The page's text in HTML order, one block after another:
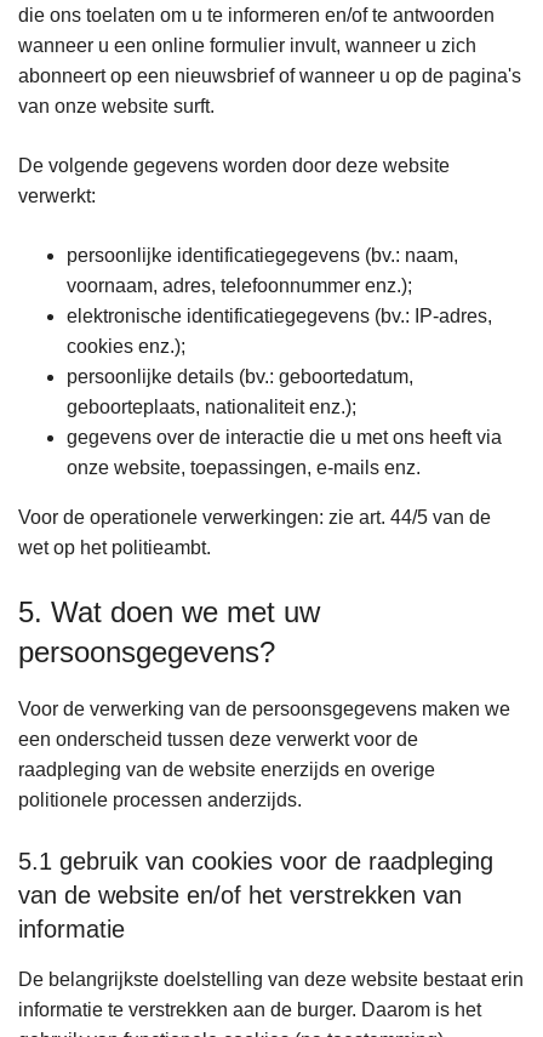
die ons toelaten om u te informeren en/of te antwoorden
wanneer u een online formulier invult, wanneer u zich
abonneert op een nieuwsbrief of wanneer u op de pagina's
van onze website surft.
De volgende gegevens worden door deze website
verwerkt:
persoonlijke identificatiegegevens (bv.: naam,
voornaam, adres, telefoonnummer enz.);
elektronische identificatiegegevens (bv.: IP-adres,
cookies enz.);
persoonlijke details (bv.: geboortedatum,
geboorteplaats, nationaliteit enz.);
gegevens over de interactie die u met ons heeft via
onze website, toepassingen, e-mails enz.
Voor de operationele verwerkingen: zie art. 44/5 van de
wet op het politieambt.
5. Wat doen we met uw
persoonsgegevens?
Voor de verwerking van de persoonsgegevens maken we
een onderscheid tussen deze verwerkt voor de
raadpleging van de website enerzijds en overige
politionele processen anderzijds.
5.1 gebruik van cookies voor de raadpleging
van de website en/of het verstrekken van
informatie
De belangrijkste doelstelling van deze website bestaat erin
informatie te verstrekken aan de burger. Daarom is het